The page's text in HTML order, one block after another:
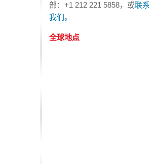
部：+1 212 221 5858，或联系
我们。
全球地点